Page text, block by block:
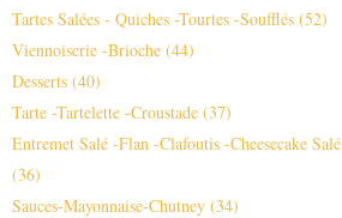
Tartes Salées - Quiches -tourtes -soufflés (52)
Viennoiserie -brioche (44)
Desserts (40)
Tarte -tartelette -croustade (37)
Entremet Salé -flan -clafoutis -cheesecake Salé
(36)
Sauces-Mayonnaise-Chutney (34)